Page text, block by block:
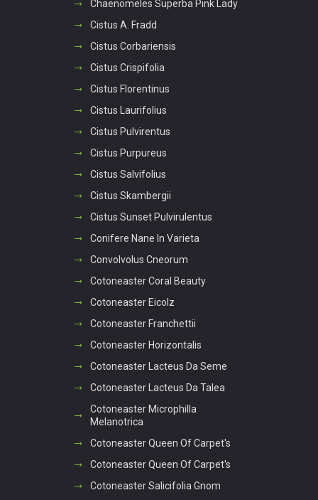
Chaenomeles Superba Pink Lady
Cistus A. Fradd
Cistus Corbariensis
Cistus Crispifolia
Cistus Florentinus
Cistus Laurifolius
Cistus Pulvirentus
Cistus Purpureus
Cistus Salvifolius
Cistus Skambergii
Cistus Sunset Pulvirulentus
Conifere Nane In Varieta
Convolvolus Cneorum
Cotoneaster Coral Beauty
Cotoneaster Eicolz
Cotoneaster Franchettii
Cotoneaster Horizontalis
Cotoneaster Lacteus Da Seme
Cotoneaster Lacteus Da Talea
Cotoneaster Microphilla
Melanotrica
Cotoneaster Queen Of Carpet's
Cotoneaster Queen Of Carpet's
Cotoneaster Salicifolia Gnom